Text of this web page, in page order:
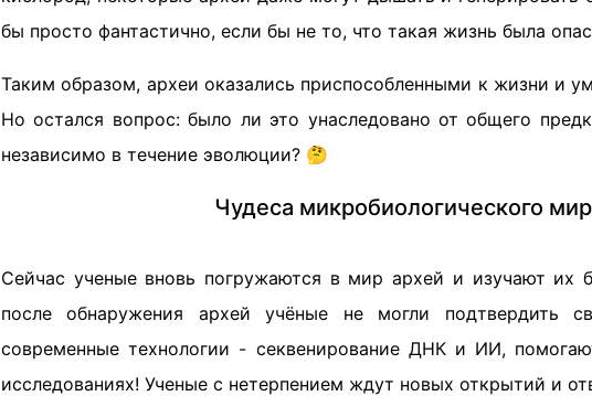
бы просто фантастично, если бы не то, что такая жизнь была
Таким образом, археи оказались приспособленными к жизни и
Но остался вопрос: было ли это унаследовано от общего
независимо в течение эволюции? 🤔
Чудеса микробиологического
Сейчас ученые вновь погружаются в мир архей и изучают их
после обнаружения архей учёные не могли подтвердить
современные технологии - секвенирование ДНК и ИИ,
исследованиях! Ученые с нетерпением ждут новых открытий и